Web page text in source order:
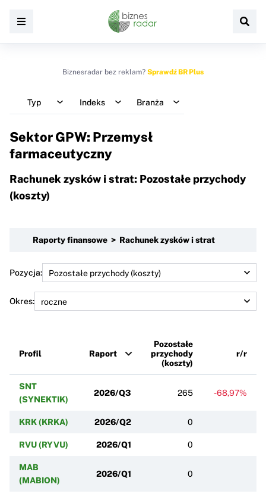
Biznesradar bez reklam? Sprawdź BR Plus
Typ Indeks Branża
Sektor GPW: Przemysł
farmaceutyczny
Rachunek zysków i strat: Pozostałe przychody
(koszty)
Raporty finansowe > Rachunek zysków i strat
Pozycja:
Okres:
Profil Raport
Pozostałe
przychody
(koszty)
r/r
SNT
(SYNEKTIK)
2026/Q3 265 -68,97%
KRK (KRKA) 2026/Q2 0
RVU (RYVU) 2026/Q1 0
MAB
(MABION)
2026/Q1 0